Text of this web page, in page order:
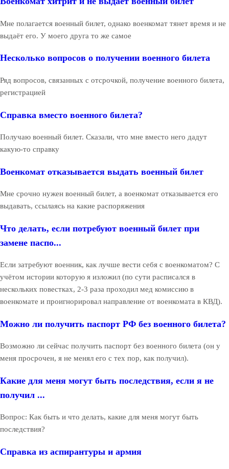
Мне полагается военный билет, однако военкомат тянет время и не
выдаёт его. У моего друга то же самое
Несколько вопросов о получении военного билета
Ряд вопросов, связанных с отсрочкой, получение военного билета,
регистрацией
Справка вместо военного билета?
Получаю военный билет. Сказали, что мне вместо него дадут
какую-то справку
Военкомат отказывается выдать военный билет
Мне срочно нужен военный билет, а военкомат отказывается его
выдавать, ссылаясь на какие распоряжения
Что делать, если потребуют военный билет при
замене паспо...
Если затребуют военник, как лучше вести себя с военкоматом? С
учётом истории которую я изложил (по сути расписался в
нескольких повестках, 2-3 раза проходил мед комиссию в
военкомате и проигнорировал направление от военкомата в КВД).
Можно ли получить паспорт РФ без военного билета?
Возможно ли сейчас получить паспорт без военного билета (он у
меня просрочен, я не менял его с тех пор, как получил).
Какие для меня могут быть последствия, если я не
получил ...
Вопрос: Как быть и что делать, какие для меня могут быть
последствия?
Справка из аспирантуры и армия